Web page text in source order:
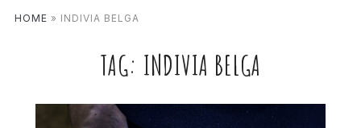
HOME » INDIVIA BELGA
TAG: INDIVIA BELGA